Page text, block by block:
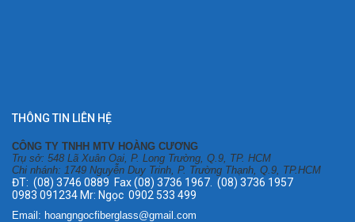
THÔNG TIN LIÊN HỆ
CÔNG TY TNHH MTV HOÀNG CƯƠNG
Trụ sở: 548 Lã Xuân Oai, P. Long Trường, Q.9, TP. HCM
Chi nhánh: 1749 Nguyễn Duy Trinh, P. Trường Thạnh, Q.9, TP.HCM
ĐT: (08) 3746 0889 Fax (08) 3736 1967. (08) 3736 1957
0983 091234 Mr: Ngọc 0902 533 499
Email: hoangngocfiberglass@gmail.com